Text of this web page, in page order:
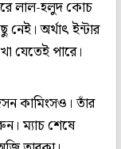
লাল-হলুদ কোচ
নেই। অর্থাৎ ইন্টার
যেতেই পারে।
কামিংসও। তাঁর
ম্যাচ শেষে